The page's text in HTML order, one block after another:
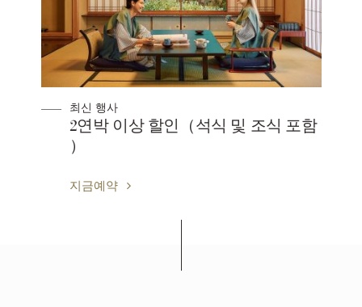
최신 행사
2연박 이상 할인（석식 및 조식 포함
）
지금예약